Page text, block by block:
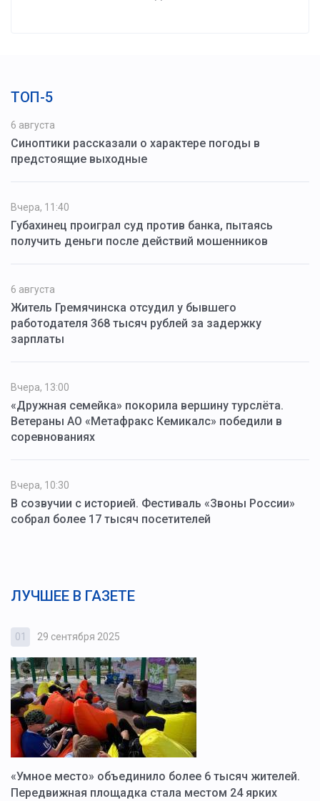
ТОП-5
6 августа
Синоптики рассказали о характере погоды в
предстоящие выходные
Вчера, 11:40
Губахинец проиграл суд против банка, пытаясь
получить деньги после действий мошенников
6 августа
Житель Гремячинска отсудил у бывшего
работодателя 368 тысяч рублей за задержку
зарплаты
Вчера, 13:00
«Дружная семейка» покорила вершину турслёта.
Ветераны АО «Метафракс Кемикалс» победили в
соревнованиях
Вчера, 10:30
В созвучии с историей. Фестиваль «Звоны России»
собрал более 17 тысяч посетителей
ЛУЧШЕЕ В ГАЗЕТЕ
01 29 сентября 2025
«Умное место» объединило более 6 тысяч жителей.
Передвижная площадка стала местом 24 ярких